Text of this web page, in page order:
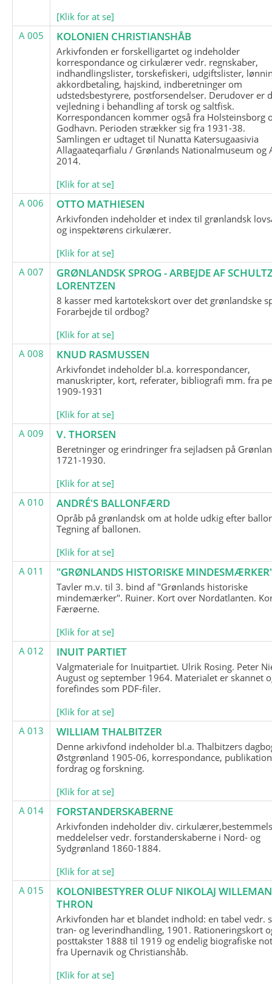
[Klik for at se]
A 005
KOLONIEN CHRISTIANSHÅB
Arkivfonden er forskelligartet og indeholder
korrespondance og cirkulærer vedr. regnskaber,
indhandlingslister, torskefiskeri, udgiftslister,
akkordbetaling, hajskind, indberetninger om
udstedsbestyrere, postforsendelser. Derudover er
vejledning i behandling af torsk og saltfisk.
Korrespondancen kommer også fra Holsteinsborg
Godhavn. Perioden strækker sig fra 1931-38.
Samlingen er udtaget til Nunatta Katersugaasivia
Allagaateqarfialu / Grønlands Nationalmuseum og
2014.
[Klik for at se]
A 006
OTTO MATHIESEN
Arkivfonden indeholder et index til grønlandsk
og inspektørens cirkulærer.
[Klik for at se]
A 007
GRØNLANDSK SPROG - ARBEJDE AF
LORENTZEN
8 kasser med kartotekskort over det grønlandske
Forarbejde til ordbog?
[Klik for at se]
A 008
KNUD RASMUSSEN
Arkivfondet indeholder bl.a. korrespondancer,
manuskripter, kort, referater, bibliografi mm. fra
1909-1931
[Klik for at se]
A 009
V. THORSEN
Beretninger og erindringer fra sejladsen på
1721-1930.
[Klik for at se]
A 010
ANDRÉ'S BALLONFÆRD
Opråb på grønlandsk om at holde udkig efter
Tegning af ballonen.
[Klik for at se]
A 011
"GRØNLANDS HISTORISKE
Tavler m.v. til 3. bind af "Grønlands historiske
mindemærker". Ruiner. Kort over Nordatlanten.
Færøerne.
[Klik for at se]
A 012
INUIT PARTIET
Valgmateriale for Inuitpartiet. Ulrik Rosing. Peter
August og september 1964. Materialet er skannet
forefindes som PDF-filer.
[Klik for at se]
A 013
WILLIAM THALBITZER
Denne arkivfond indeholder bl.a. Thalbitzers
Østgrønland 1905-06, korrespondance,
fordrag og forskning.
[Klik for at se]
A 014
FORSTANDERSKABERNE
Arkivfonden indeholder div.
meddelelser vedr. forstanderskaberne i Nord- og
Sydgrønland 1860-1884.
[Klik for at se]
A 015
KOLONIBESTYRER OLUF NIKOLAJ
THRON
Arkivfonden har et blandet indhold: en tabel vedr.
tran- og leverindhandling, 1901. Rationeringskort
posttakster 1888 til 1919 og endelig biografiske
fra Upernavik og Christianshåb.
[Klik for at se]